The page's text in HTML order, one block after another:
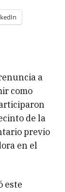
a
como
de la
previo
en el
este